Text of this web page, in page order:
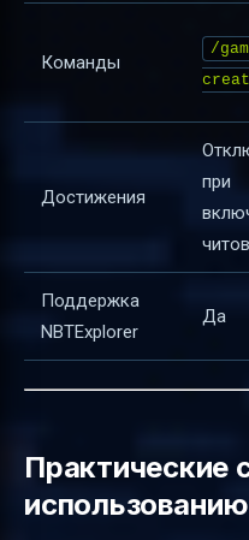
Команды
/
Достижения
при
читов
Поддержка
NBTExplorer
Да
Практические